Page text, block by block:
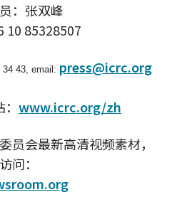
：张双峰
10 85328507
34 43, email: press@icrc.org
www.icrc.org/zh
员会最新高清视频素材，
问：